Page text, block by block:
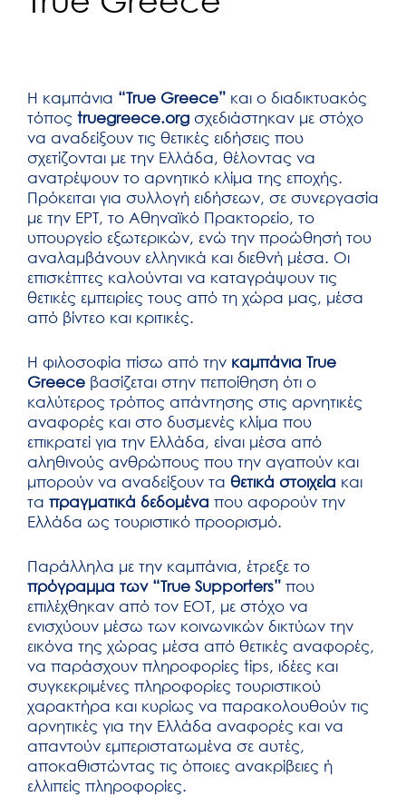
Η καμπάνια “True Greece” και ο διαδικτυακός
τόπος truegreece.org σχεδιάστηκαν με στόχο
να αναδείξουν τις θετικές ειδήσεις που
σχετίζονται με την Ελλάδα, θέλοντας να
ανατρέψουν το αρνητικό κλίμα της εποχής.
Πρόκειται για συλλογή ειδήσεων, σε συνεργασία
με την ΕΡΤ, το Αθηναϊκό Πρακτορείο, το
υπουργείο εξωτερικών, ενώ την προώθησή του
αναλαμβάνουν ελληνικά και διεθνή μέσα. Οι
επισκέπτες καλούνται να καταγράψουν τις
θετικές εμπειρίες τους από τη χώρα μας, μέσα
από βίντεο και κριτικές.
Η φιλοσοφία πίσω από την καμπάνια True
Greece βασίζεται στην πεποίθηση ότι ο
καλύτερος τρόπος απάντησης στις αρνητικές
αναφορές και στο δυσμενές κλίμα που
επικρατεί για την Ελλάδα, είναι μέσα από
αληθινούς ανθρώπους που την αγαπούν και
μπορούν να αναδείξουν τα θετικά στοιχεία και
τα πραγματικά δεδομένα που αφορούν την
Ελλάδα ως τουριστικό προορισμό.
Παράλληλα με την καμπάνια, έτρεξε το
πρόγραμμα των “True Supporters” που
επιλέχθηκαν από τον ΕΟΤ, με στόχο να
ενισχύουν μέσω των κοινωνικών δικτύων την
εικόνα της χώρας μέσα από θετικές αναφορές,
να παράσχουν πληροφορίες tips, ιδέες και
συγκεκριμένες πληροφορίες τουριστικού
χαρακτήρα και κυρίως να παρακολουθούν τις
αρνητικές για την Ελλάδα αναφορές και να
απαντούν εμπεριστατωμένα σε αυτές,
αποκαθιστώντας τις όποιες ανακρίβειες ή
ελλιπείς πληροφορίες.